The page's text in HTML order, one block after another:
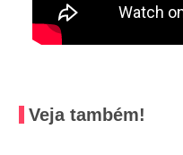
Veja também!